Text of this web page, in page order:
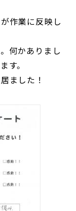
作業に反映し
何かありまし
す。
ました！